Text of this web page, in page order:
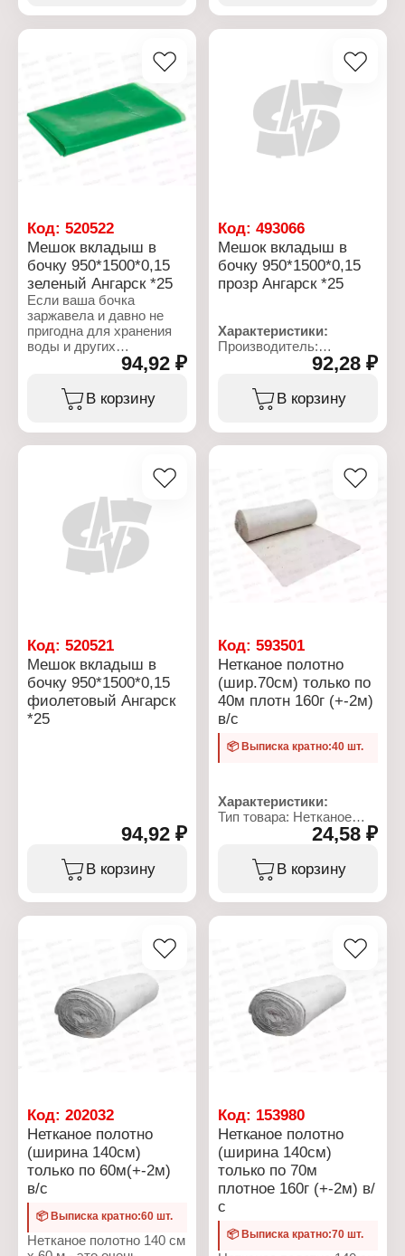
Материал: полиэтилен
прохудившихся,
дырявых бочках, когда-
то ставших
непригодными.
Характеристики:
Назначение: в бочку
Вид товара: вкладыш
Размер: 950х1500х0,15
мм
Толщина: 150 мкм
Цвет: голубой
Код: 520522
Мешок вкладыш в
бочку 950*1500*0,15
зеленый Ангарск *25
Если ваша бочка
заржавела и давно не
пригодна для хранения
воды и других
жидкостей, вам поможет
вкладыш в бочку от
СибПолимер на 300
литров. Данные мешки в
Можно использовать в
дырявых бочках, когда-
то ставших
непригодными.
Характеристики:
Производитель:
Вид товара: вкладыш
Размер: 950х1500х0,15
мм
Толщина: 150 мкм
Объем: 240 л
Материал: полиэтилен
94,92 ₽
В корзину
Код:493066
Мешок вкладыш в
бочку 950*1500*0,15
прозр Ангарск *25
Характеристики:
Производитель:
Тип товара: Мешок
Назначение: в бочку
Вид товара: вкладыш
Материал: полиэтилен
92,28 ₽
В корзину
Код: 520521
Мешок вкладыш в
бочку 950*1500*0,15
фиолетовый Ангарск
*25
94,92 ₽
В корзину
Код:593501
Нетканое полотно
(шир.70см) только по
40м плотн 160г (+-2м)
в/с
📦 Выписка кратно:40 шт.
Характеристики:
Тип товара: Нетканое
Длина полотна: 40 м (+-2
24,58 ₽
В корзину
Код: 202032
Нетканое полотно
(ширина 140см)
только по 60м(+-2м)
в/с
📦 Выписка кратно:60 шт.
Нетканое полотно 140 см
Код: 153980
Нетканое полотно
(ширина 140см)
только по 70м
плотное 160г (+-2м) в/
с
📦 Выписка кратно:70 шт.